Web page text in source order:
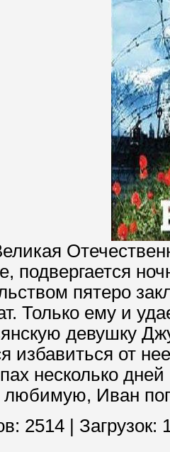
подвергается
пятеро
Только ему и
девушку
избавиться от
несколько
любимую, Иван
2514 Загрузок: